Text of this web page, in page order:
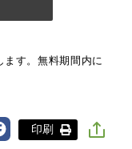
す。無料期間内に
印刷